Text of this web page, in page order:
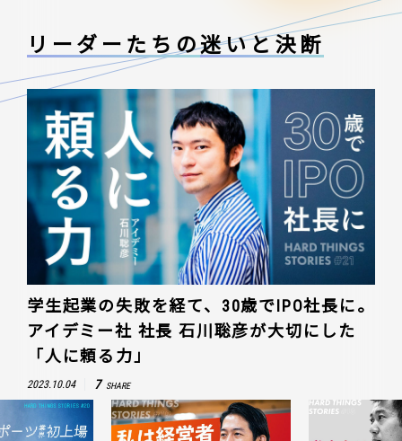
リーダーたちの迷いと決断
学生起業の失敗を経て、30歳でIPO社長に。
アイデミー社 社長 石川聡彦が大切にした
「人に頼る力」
2023.10.04 7 SHARE